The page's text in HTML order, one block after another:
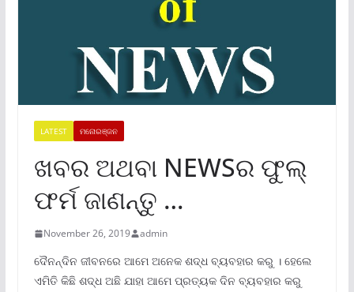
LATEST ମନୋରଞ୍ଜନ
ଖବର ଅଥବା NEWSର ଫୁଲ୍
ଫର୍ମ ଜାଣନ୍ତୁ …
November 26, 2019 admin
ଦୈନନ୍ଦିନ ଜୀବନରେ ଆମେ ଅନେକ ଶଦ୍ଧ ବ୍ୟବହାର କରୁ । ହେଲେ
ଏମିତି କିଛି ଶଦ୍ଧ ଅଛି ଯାହା ଆମେ ପ୍ରତ୍ୟକ ଦିନ ବ୍ୟବହାର କରୁ